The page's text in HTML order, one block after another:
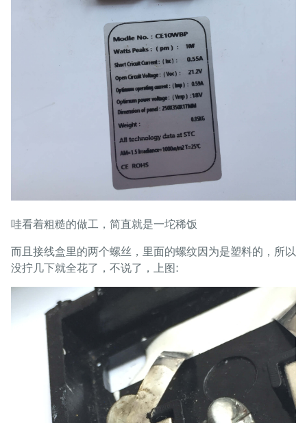
哇看着粗糙的做工，简直就是一坨稀饭
而且接线盒里的两个螺丝，里面的螺纹因为是塑料的，所以
没拧几下就全花了，不说了，上图: